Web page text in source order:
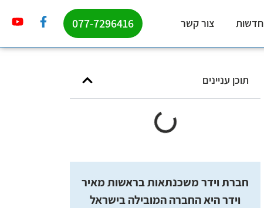
חדשות צור קשר 077-7296416
תוכן עניינים
חברת וידר משכנתאות בראשות מאיר
וידר היא החברה המובילה בישראל